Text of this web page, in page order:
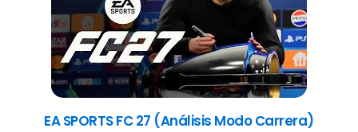
EA SPORTS FC 27 (Análisis Modo Carrera)